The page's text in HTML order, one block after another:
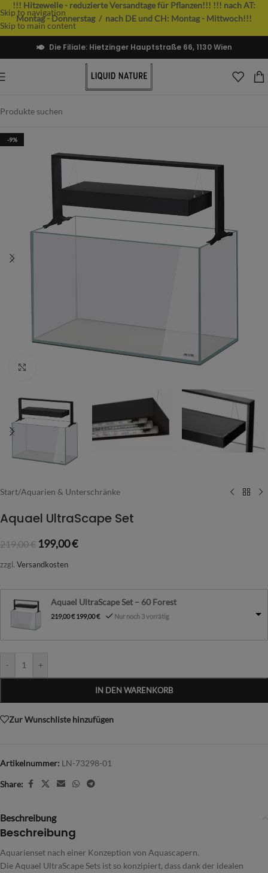
Skip to navigation
Skip to main content
!!! Hitzewelle - reduzierte Versandtage für Pflanzen!!! !!! nach AT:
Montag - Donnerstag / nach DE und CH: Montag - Mittwoch!!!
Die Filiale: Hietzinger Hauptstraße 66, 1130 Wien
-9%
Start/Aquarien & Unterschränke
Aquael UltraScape Set
219,00€ 199,00€
zzgl. Versandkosten
Aquael UltraScape Set – 60 Forest
219,00€ 199,00€ Nur noch 3 vorrätig
- +
IN DEN WARENKORB
Zur Wunschliste hinzufügen
Artikelnummer: LN-73298-01
Share:
Beschreibung
Beschreibung
Aquarienset nach einer Konzeption von Aquascapern.
Die Aquael UltraScape Sets ist so konzipiert, dass dank der idealen